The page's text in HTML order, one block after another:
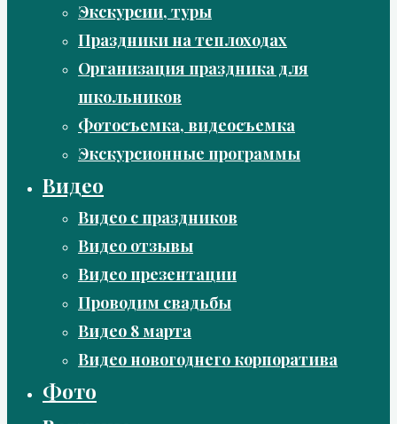
Экскурсии, туры
Праздники на теплоходах
Организация праздника для
школьников
Фотосъемка, видеосъемка
Экскурсионные программы
Видео
Видео с праздников
Видео отзывы
Видео презентации
Проводим свадьбы
Видео 8 марта
Видео новогоднего корпоратива
Фото